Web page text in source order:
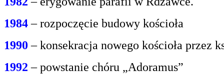
1984– rozpoczęcie budowy kościoła
1990 – konsekracja nowego kościoła przez
1992 – powstanie chóru „Adoramus”